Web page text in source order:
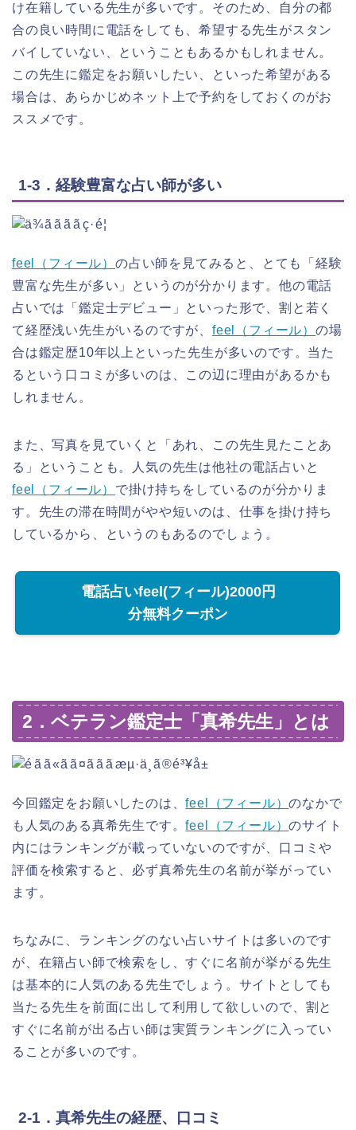
け在籍している先生が多いです。そのため、自分の都
合の良い時間に電話をしても、希望する先生がスタン
バイしていない、ということもあるかもしれません。
この先生に鑑定をお願いしたい、といった希望がある
場合は、あらかじめネット上で予約をしておくのがお
ススメです。
1-3．経験豊富な占い師が多い
feel（フィール） の占い師を見てみると、とても「経験
豊富な先生が多い」というのが分かります。他の電話
占いでは「鑑定士デビュー」といった形で、割と若く
て経歴浅い先生がいるのですが、 feel（フィール） の場
合は鑑定歴10年以上といった先生が多いのです。当た
るという口コミが多いのは、この辺に理由があるかも
しれません。
また、写真を見ていくと「あれ、この先生見たことあ
る」ということも。人気の先生は他社の電話占いと
feel（フィール） で掛け持ちをしているのが分かりま
す。先生の滞在時間がやや短いのは、仕事を掛け持ち
しているから、というのもあるのでしょう。
電話占いfeel(フィール)2000円
分無料クーポン
2．ベテラン鑑定士「真希先生」とは
今回鑑定をお願いしたのは、feel（フィール）のなかで
も人気のある真希先生です。feel（フィール）のサイト
内にはランキングが載っていないのですが、口コミや
評価を検索すると、必ず真希先生の名前が挙がってい
ます。
ちなみに、ランキングのない占いサイトは多いのです
が、在籍占い師で検索をし、すぐに名前が挙がる先生
は基本的に人気のある先生でしょう。サイトとしても
当たる先生を前面に出して利用して欲しいので、割と
すぐに名前が出る占い師は実質ランキングに入ってい
ることが多いのです。
2-1．真希先生の経歴、口コミ